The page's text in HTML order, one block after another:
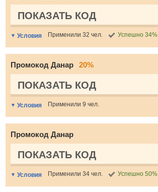
ПОКАЗАТЬ КОД
Условия Применили 32 чел. Успешно 34%
Промокод Данар 20%
ПОКАЗАТЬ КОД
Условия Применили 9 чел.
Промокод Данар
ПОКАЗАТЬ КОД
Условия Применили 34 чел. Успешно 50%